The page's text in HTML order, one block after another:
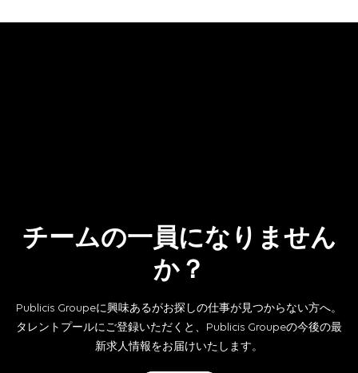
チームの一員になりません
か？
Publicis Groupeに興味あるがお探しの仕事が見つからない方へ。
タレントプールにご登録いただくと、Publicis Groupeの今後の最
新求人情報をお届けいたします。